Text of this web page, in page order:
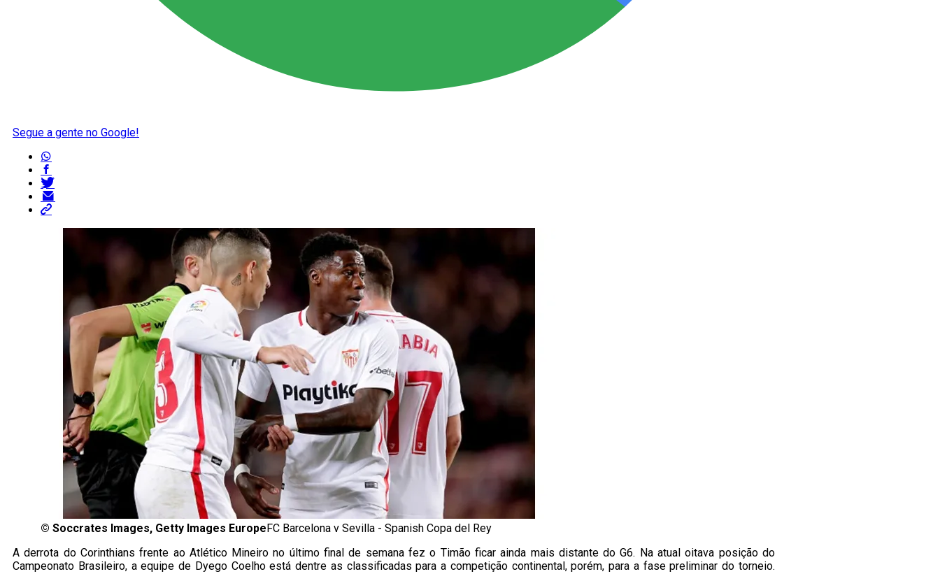
Segue a gente no Google!
© Soccrates Images, Getty Images Europe FC Barcelona v Sevilla - Spanish Copa del Rey
A derrota do Corinthians frente ao Atlético Mineiro no último final de semana fez o Timão ficar ainda mais distante do G6. Na atual oitava posição do
Campeonato Brasileiro, a equipe de Dyego Coelho está dentre as classificadas para a competição continental, porém, para a fase preliminar do torneio.